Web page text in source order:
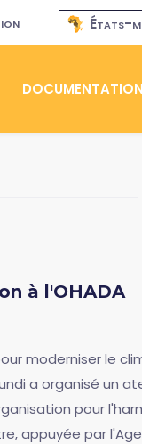
États-
DOCUMENTATION
à l'OHADA
moderniser le
a organisé un
pour
appuyée par